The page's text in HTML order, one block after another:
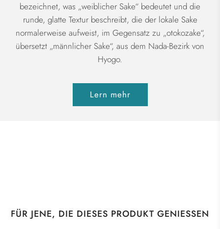
bezeichnet, was „weiblicher Sake“ bedeutet und die
runde, glatte Textur beschreibt, die der lokale Sake
normalerweise aufweist, im Gegensatz zu „otokozake“,
übersetzt „männlicher Sake“, aus dem Nada-Bezirk von
Hyogo.
Lern mehr
FÜR JENE, DIE DIESES PRODUKT GENIESSEN